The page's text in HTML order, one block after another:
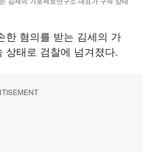
한 혐의를 받는 김세의 가
상태로 검찰에 넘겨졌다.